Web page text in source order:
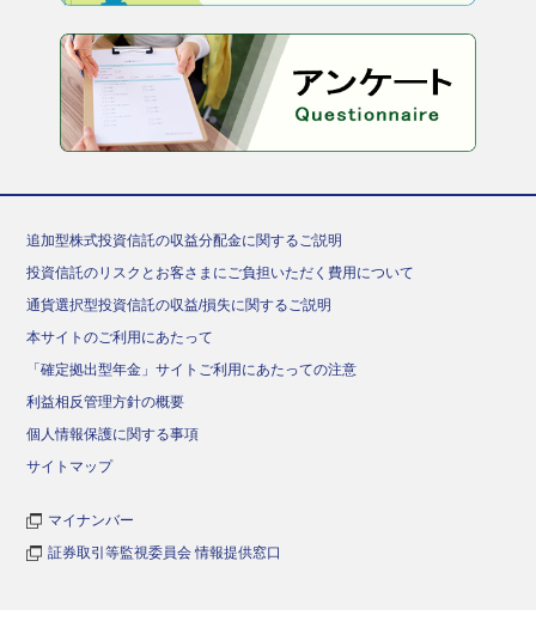
追加型株式投資信託の収益分配金に関するご説明
投資信託のリスクとお客さまにご負担いただく費用について
通貨選択型投資信託の収益/損失に関するご説明
本サイトのご利用にあたって
「確定拠出型年金」サイトご利用にあたっての注意
利益相反管理方針の概要
個人情報保護に関する事項
サイトマップ
マイナンバー
証券取引等監視委員会 情報提供窓口